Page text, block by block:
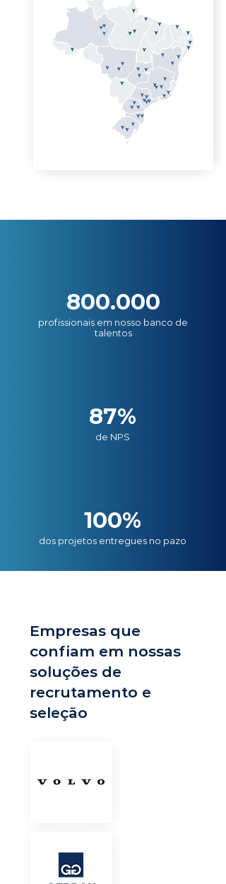
800.000
profissionais em nosso banco de
talentos
87%
de NPS
100%
dos projetos entregues no pazo
Empresas que
confiam em nossas
soluções de
recrutamento e
seleção